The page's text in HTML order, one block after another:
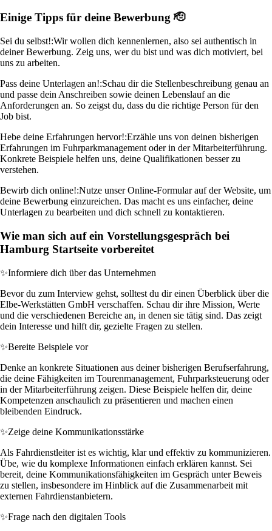
Einige Tipps für deine Bewerbung 🫡
Sei du selbst!:Wir wollen dich kennenlernen, also sei authentisch in
deiner Bewerbung. Zeig uns, wer du bist und was dich motiviert, bei
uns zu arbeiten.
Pass deine Unterlagen an!:Schau dir die Stellenbeschreibung genau an
und passe dein Anschreiben sowie deinen Lebenslauf an die
Anforderungen an. So zeigst du, dass du die richtige Person für den
Job bist.
Hebe deine Erfahrungen hervor!:Erzähle uns von deinen bisherigen
Erfahrungen im Fuhrparkmanagement oder in der Mitarbeiterführung.
Konkrete Beispiele helfen uns, deine Qualifikationen besser zu
verstehen.
Bewirb dich online!:Nutze unser Online-Formular auf der Website, um
deine Bewerbung einzureichen. Das macht es uns einfacher, deine
Unterlagen zu bearbeiten und dich schnell zu kontaktieren.
Wie man sich auf ein Vorstellungsgespräch bei
Hamburg Startseite vorbereitet
✨Informiere dich über das Unternehmen
Bevor du zum Interview gehst, solltest du dir einen Überblick über die
Elbe-Werkstätten GmbH verschaffen. Schau dir ihre Mission, Werte
und die verschiedenen Bereiche an, in denen sie tätig sind. Das zeigt
dein Interesse und hilft dir, gezielte Fragen zu stellen.
✨Bereite Beispiele vor
Denke an konkrete Situationen aus deiner bisherigen Berufserfahrung,
die deine Fähigkeiten im Tourenmanagement, Fuhrparksteuerung oder
in der Mitarbeiterführung zeigen. Diese Beispiele helfen dir, deine
Kompetenzen anschaulich zu präsentieren und machen einen
bleibenden Eindruck.
✨Zeige deine Kommunikationsstärke
Als Fahrdienstleiter ist es wichtig, klar und effektiv zu kommunizieren.
Übe, wie du komplexe Informationen einfach erklären kannst. Sei
bereit, deine Kommunikationsfähigkeiten im Gespräch unter Beweis
zu stellen, insbesondere im Hinblick auf die Zusammenarbeit mit
externen Fahrdienstanbietern.
✨Frage nach den digitalen Tools